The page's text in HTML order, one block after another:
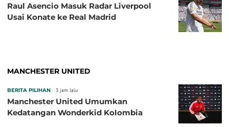
Raul Asencio Masuk Radar Liverpool
Usai Konate ke Real Madrid
MANCHESTER UNITED
BERITA PILIHAN 3 jam lalu
Manchester United Umumkan
Kedatangan Wonderkid Kolombia